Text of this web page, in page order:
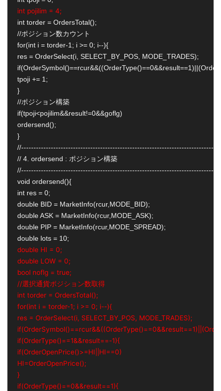
int pojilim = 4;
int torder = OrdersTotal();
//ポジション数カウント
for(int i = torder-1; i >= 0; i--){
res = OrderSelect(i, SELECT_BY_POS, MODE_TRADES);
tpoji += 1;
}
//ポジション構築
if(tpoji<pojilim&&result!=0&&goflg)
ordersend();
}
// 4. ordersend : ポジション構築
void ordersend(){
int res = 0;
double BID = MarketInfo(rcur,MODE_BID);
double ASK = MarketInfo(rcur,MODE_ASK);
double PIP = MarketInfo(rcur,MODE_SPREAD);
double HI = 0;
double LOW = 0;
bool noflg = true;
//選択通貨ポジション数取得
int torder = OrdersTotal();
for(int i = torder-1; i >= 0; i--){
res = OrderSelect(i, SELECT_BY_POS, MODE_TRADES);
if(OrderType()==1&&result==-1){
if(OrderOpenPrice()>=HI||HI==0)
HI=OrderOpenPrice();
}
if(OrderType()==0&&result==1){